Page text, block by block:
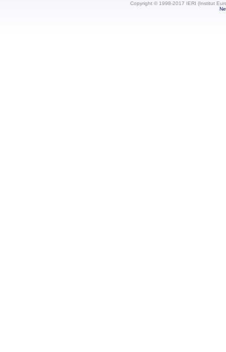
Copyright © 1998-2017 IERI (Institut